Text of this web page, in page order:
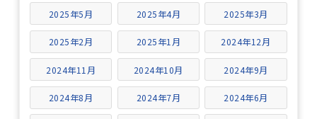
2025年5月 2025年4月 2025年3月
2025年2月 2025年1月 2024年12月
2024年11月 2024年10月 2024年9月
2024年8月 2024年7月 2024年6月